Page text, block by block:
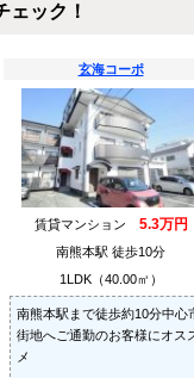
ェック！
玄海コーポ
賃貸マンション 5.3万円
南熊本駅 徒歩10分
1LDK（40.00㎡）
南熊本駅まで徒歩約10分中心
街地へご通勤のお客様にオス
メ